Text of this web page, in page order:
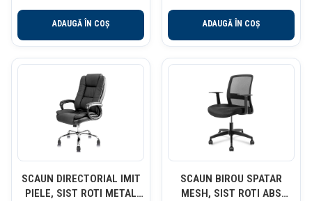
ADAUGĂ ÎN COȘ ADAUGĂ ÎN COȘ
SCAUN DIRECTORIAL IMIT
PIELE, SIST ROTI METAL
SCAUN BIROU SPATAR
MESH, SIST ROTI ABS